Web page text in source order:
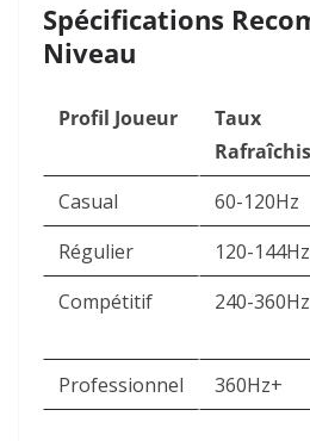
Spécifications
Niveau
Profil Joueur
Taux
Casual 60-120Hz
Régulier
120-144Hz
Compétitif
240-360Hz
Professionnel
360Hz+